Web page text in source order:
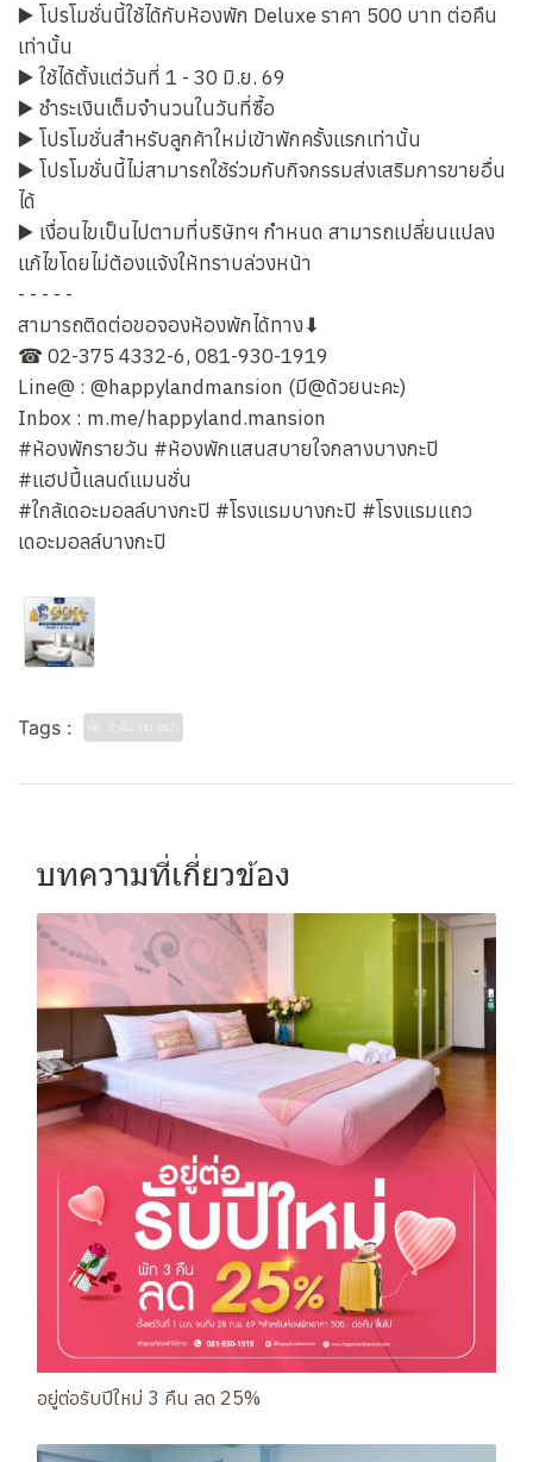
▶️ โปรโมชั่นนี้ใช้ได้กับห้องพัก Deluxe ราคา 500 บาท ต่อคืน
เท่านั้น
▶️ ใช้ได้ตั้งแต่วันที่ 1 - 30 มิ.ย. 69
▶️ ชำระเงินเต็มจำนวนในวันที่ซื้อ
▶️ โปรโมชั่นสำหรับลูกค้าใหม่เข้าพักครั้งแรกเท่านั้น
▶️ โปรโมชั่นนี้ไม่สามารถใช้ร่วมกับกิจกรรมส่งเสริมการขายอื่น
ได้
▶️ เงื่อนไขเป็นไปตามที่บริษัทฯ กำหนด สามารถเปลี่ยนแปลง
แก้ไขโดยไม่ต้องแจ้งให้ทราบล่วงหน้า
- - - - -
สามารถติดต่อขอจองห้องพักได้ทาง⬇
☎ 02-375 4332-6, 081-930-1919
Line@ : @happylandmansion (มี@ด้วยนะคะ)
Inbox : m.me/happyland.mansion
#ห้องพักรายวัน #ห้องพักแสนสบายใจกลางบางกะปิ
#แฮปปี้แลนด์แมนชั่น
#ใกล้เดอะมอลล์บางกะปิ #โรงแรมบางกะปิ #โรงแรมแถว
เดอะมอลล์บางกะปิ
Tags : พัก 3 คืน เหมาเหมา
บทความที่เกี่ยวข้อง
อยู่ต่อรับปีใหม่ 3 คืน ลด 25%